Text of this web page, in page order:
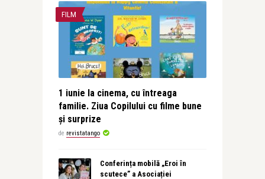
FILM
1 iunie la cinema, cu întreaga
familie. Ziua Copilului cu filme bune
și surprize
de revistatango
Conferința mobilă „Eroi în
scutece” a Asociației